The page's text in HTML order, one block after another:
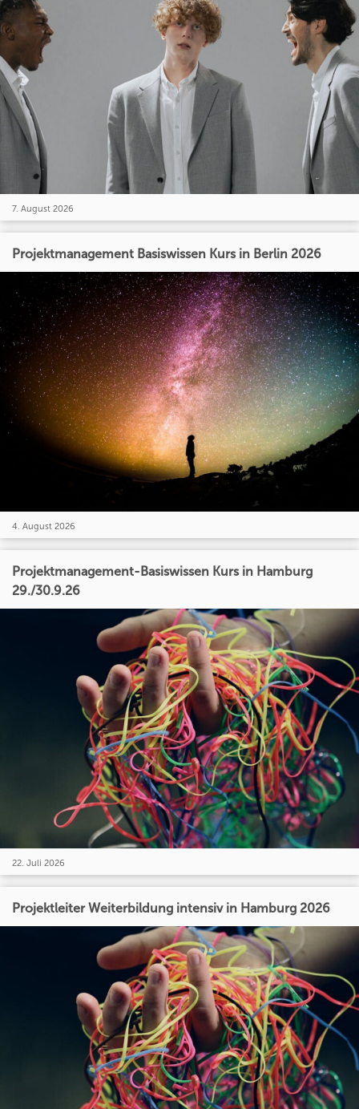
7. August 2026
Projektmanagement Basiswissen Kurs in Berlin 2026
4. August 2026
Projektmanagement-Basiswissen Kurs in Hamburg
29./30.9.26
22. Juli 2026
Projektleiter Weiterbildung intensiv in Hamburg 2026